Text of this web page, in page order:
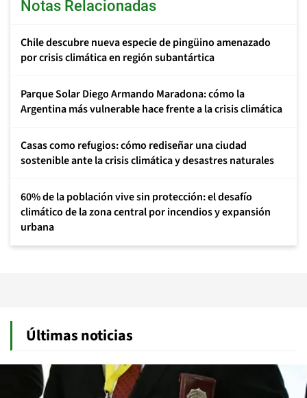
Notas Relacionadas
Chile descubre nueva especie de pingüino amenazado
por crisis climática en región subantártica
Parque Solar Diego Armando Maradona: cómo la
Argentina más vulnerable hace frente a la crisis climática
Casas como refugios: cómo rediseñar una ciudad
sostenible ante la crisis climática y desastres naturales
60% de la población vive sin protección: el desafío
climático de la zona central por incendios y expansión
urbana
Últimas noticias